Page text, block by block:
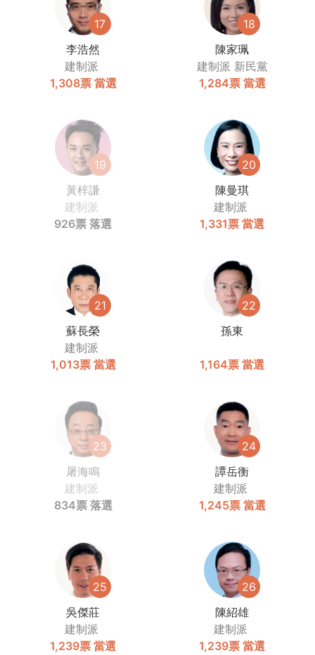
17
李浩然
建制派
1,308票 當選
18
陳家珮
建制派 新民黨
1,284票 當選
19
黃梓謙
建制派
926票 落選
20
陳曼琪
建制派
1,331票 當選
21
蘇長榮
建制派
1,013票 當選
22
孫東
1,164票 當選
23
屠海鳴
建制派
834票 落選
24
譚岳衡
建制派
1,245票 當選
25
吳傑莊
建制派
1,239票 當選
26
陳紹雄
建制派
1,239票 當選